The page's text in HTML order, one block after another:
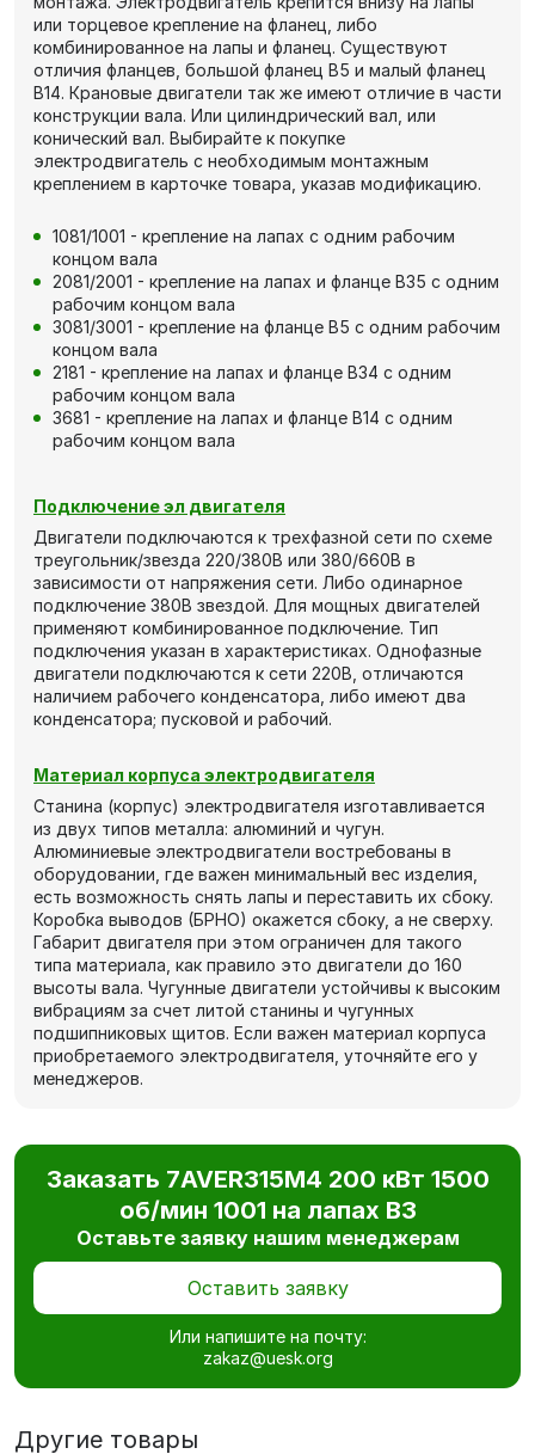
или торцевое крепление на фланец, либо
комбинированное на лапы и фланец. Существуют
отличия фланцев, большой фланец В5 и малый фланец
В14. Крановые двигатели так же имеют отличие в части
конструкции вала. Или цилиндрический вал, или
конический вал. Выбирайте к покупке
электродвигатель с необходимым монтажным
креплением в карточке товара, указав модификацию.
1081/1001 - крепление на лапах с одним рабочим
концом вала
2081/2001 - крепление на лапах и фланце В35 с одним
рабочим концом вала
3081/3001 - крепление на фланце В5 с одним рабочим
концом вала
2181 - крепление на лапах и фланце В34 с одним
рабочим концом вала
3681 - крепление на лапах и фланце В14 с одним
рабочим концом вала
Подключение эл двигателя
Двигатели подключаются к трехфазной сети по схеме
треугольник/звезда 220/380В или 380/660В в
зависимости от напряжения сети. Либо одинарное
подключение 380В звездой. Для мощных двигателей
применяют комбинированное подключение. Тип
подключения указан в характеристиках. Однофазные
двигатели подключаются к сети 220В, отличаются
наличием рабочего конденсатора, либо имеют два
конденсатора; пусковой и рабочий.
Материал корпуса электродвигателя
Станина (корпус) электродвигателя изготавливается
из двух типов металла: алюминий и чугун.
Алюминиевые электродвигатели востребованы в
оборудовании, где важен минимальный вес изделия,
есть возможность снять лапы и переставить их сбоку.
Коробка выводов (БРНО) окажется сбоку, а не сверху.
Габарит двигателя при этом ограничен для такого
типа материала, как правило это двигатели до 160
высоты вала. Чугунные двигатели устойчивы к высоким
вибрациям за счет литой станины и чугунных
подшипниковых щитов. Если важен материал корпуса
приобретаемого электродвигателя, уточняйте его у
менеджеров.
Заказать 7AVER315M4 200 кВт 1500
об/мин 1001 на лапах В3
Оставьте заявку нашим менеджерам
Оставить заявку
Или напишите на почту:
zakaz@uesk.org
Другие товары